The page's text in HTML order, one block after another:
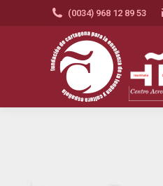
(0034) 968 12 89 53